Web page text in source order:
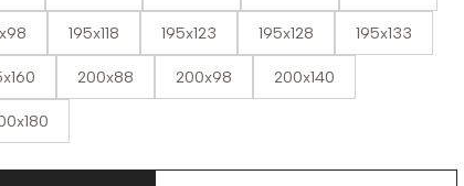
195x118 195x123 195x128 195x133
200x88 200x98 200x140